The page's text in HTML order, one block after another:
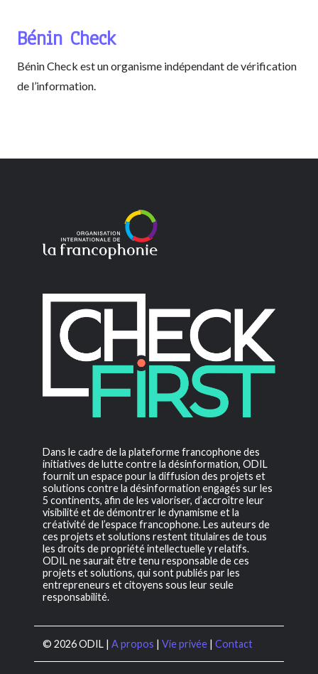
Bénin Check
Bénin Check est un organisme indépendant de vérification
de l’information.
Dans le cadre de la plateforme francophone des
initiatives de lutte contre la désinformation, ODIL
fournit un espace pour la diffusion des projets et
solutions contre la désinformation engagés sur les
5 continents, afin de les valoriser, d’accroître leur
visibilité et de démontrer le dynamisme et la
créativité de l’espace francophone. Les auteurs de
ces projets et solutions restent titulaires de tous
les droits de propriété intellectuelle y relatifs.
ODIL ne saurait être tenu responsable de ces
projets et solutions, qui sont publiés par les
entrepreneurs et citoyens sous leur seule
responsabilité.
© 2026 ODIL | A propos | Vie privée | Contact